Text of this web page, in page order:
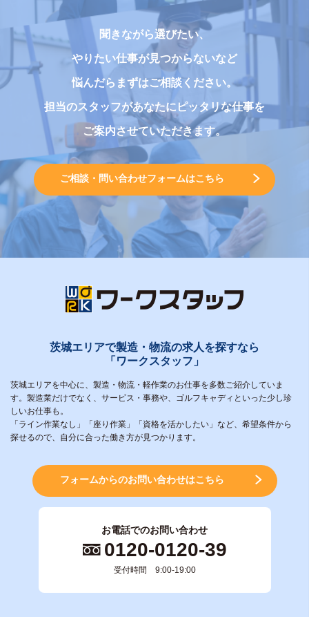
聞きながら選びたい、
やりたい仕事が見つからないなど
悩んだらまずはご相談ください。
担当のスタッフがあなたにピッタリな仕事を
ご案内させていただきます。
ご相談・問い合わせフォームはこちら
茨城エリアで製造・物流の求人を探すなら
「ワークスタッフ」
茨城エリアを中心に、製造・物流・軽作業のお仕事を多数ご紹介していま
す。製造業だけでなく、サービス・事務や、ゴルフキャディといった少し珍
しいお仕事も。
「ライン作業なし」「座り作業」「資格を活かしたい」など、希望条件から
探せるので、自分に合った働き方が見つかります。
フォームからのお問い合わせはこちら
お電話でのお問い合わせ
0120-0120-39
受付時間 9:00-19:00